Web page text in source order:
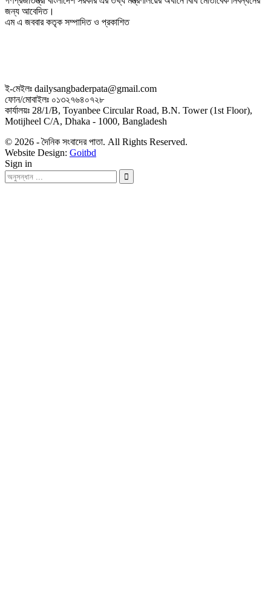
জন্য আবেদিত।
এম এ জববার কতৃক সম্পাদিত ও প্রকাশিত
ই-মেইলঃ dailysangbaderpata@gmail.com
ফোন/মোবাইলঃ ০১৩২৭৬৪০৭২৮
কার্যালয়ঃ 28/1/B, Toyanbee Circular Road, B.N. Tower (1st Floor),
Motijheel C/A, Dhaka - 1000, Bangladesh
© 2026 - দৈনিক সংবাদের পাতা. All Rights Reserved.
Website Design: Goitbd
Sign in